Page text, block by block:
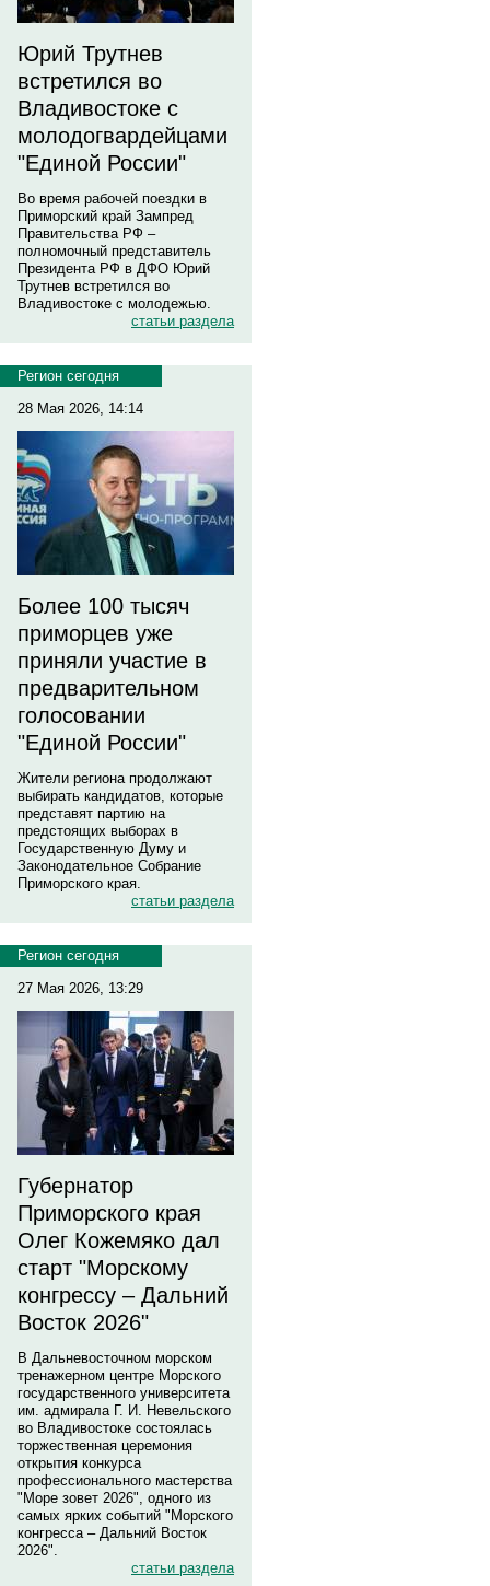
Юрий Трутнев
встретился во
Владивостоке с
молодогвардейцами
"Единой России"
Во время рабочей поездки в
Приморский край Зампред
Правительства РФ –
полномочный представитель
Президента РФ в ДФО Юрий
Трутнев встретился во
Владивостоке с молодежью.
статьи раздела
Регион сегодня
28 Мая 2026, 14:14
Более 100 тысяч
приморцев уже
приняли участие в
предварительном
голосовании
"Единой России"
Жители региона продолжают
выбирать кандидатов, которые
представят партию на
предстоящих выборах в
Государственную Думу и
Законодательное Собрание
Приморского края.
статьи раздела
Регион сегодня
27 Мая 2026, 13:29
Губернатор
Приморского края
Олег Кожемяко дал
старт "Морскому
конгрессу – Дальний
Восток 2026"
В Дальневосточном морском
тренажерном центре Морского
государственного университета
им. адмирала Г. И. Невельского
во Владивостоке состоялась
торжественная церемония
открытия конкурса
профессионального мастерства
"Море зовет 2026", одного из
самых ярких событий "Морского
конгресса – Дальний Восток
2026".
статьи раздела